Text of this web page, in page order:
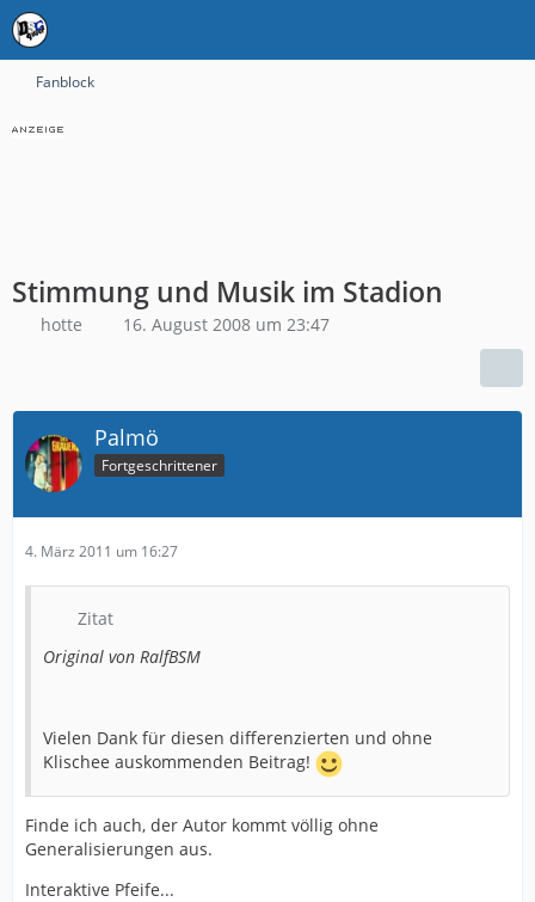
Fanblock
Stimmung und Musik im Stadion
hotte 16. August 2008 um 23:47
Palmö
Fortgeschrittener
4. März 2011 um 16:27
Zitat
Original von RalfBSM
Vielen Dank für diesen differenzierten und ohne
Klischee auskommenden Beitrag!
Finde ich auch, der Autor kommt völlig ohne
Generalisierungen aus.
Interaktive Pfeife...